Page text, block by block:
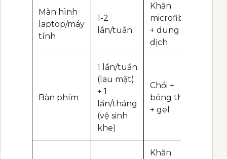
Màn hình
laptop/máy
tính
1-2
lần/tuần
Khăn
microfiber
+ dung
dịch
Bàn phím
1 lần/tuần
(lau mặt)
+ 1
lần/tháng
(vệ sinh
khe)
Chổi +
bóng thổi
+ gel
Khăn